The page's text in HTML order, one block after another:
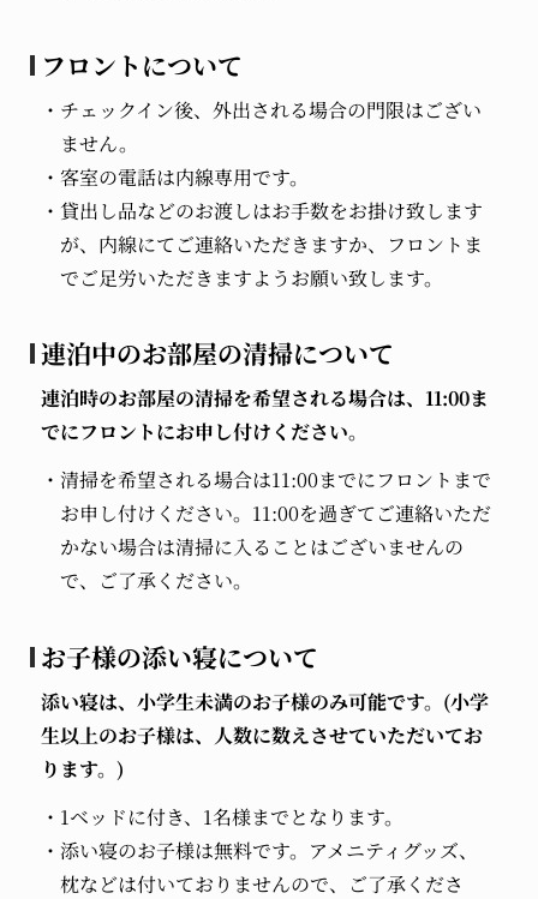
フロントについて
チェックイン後、外出される場合の門限はござい
ません。
客室の電話は内線専用です。
貸出し品などのお渡しはお手数をお掛け致します
が、内線にてご連絡いただきますか、フロントま
でご足労いただきますようお願い致します。
連泊中のお部屋の清掃について
連泊時のお部屋の清掃を希望される場合は、11:00ま
でにフロントにお申し付けください。
清掃を希望される場合は11:00までにフロントまで
お申し付けください。11:00を過ぎてご連絡いただ
かない場合は清掃に入ることはございませんの
で、ご了承ください。
お子様の添い寝について
添い寝は、小学生未満のお子様のみ可能です。(小学
生以上のお子様は、人数に数えさせていただいてお
ります。)
1ベッドに付き、1名様までとなります。
添い寝のお子様は無料です。アメニティグッズ、
枕などは付いておりませんので、ご了承くださ